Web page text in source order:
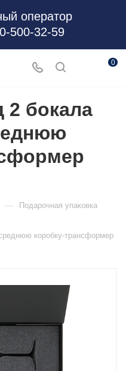
оператор
500-32-59
0
2 бокала
— Подарочная упаковка
коробку-трансформер